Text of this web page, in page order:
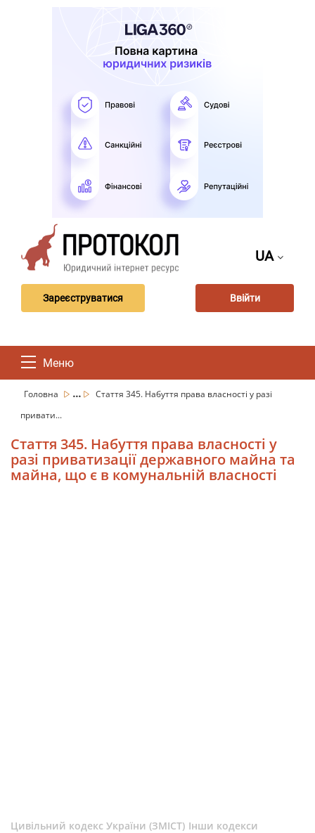
UA
Зареєструватися Ввійти
Меню
Головна ...
Стаття 345. Набуття права власності у разі
привати...
Стаття 345. Набуття права власності у
разі приватизації державного майна та
майна, що є в комунальній власності
Цивільний кодекс України (ЗМІСТ) Інши кодекси